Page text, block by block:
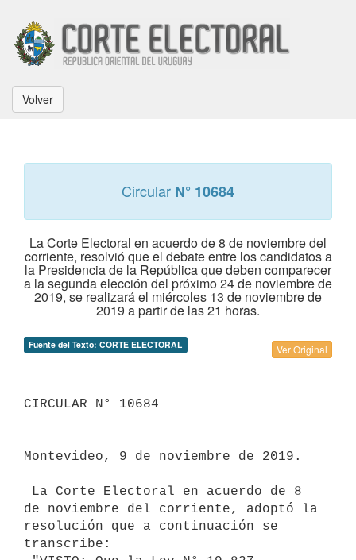
Volver
Circular N° 10684
La Corte Electoral en acuerdo de 8 de noviembre del
corriente, resolvió que el debate entre los candidatos a
la Presidencia de la República que deben comparecer
a la segunda elección del próximo 24 de noviembre de
2019, se realizará el miércoles 13 de noviembre de
2019 a partir de las 21 horas.
Fuente del Texto: CORTE ELECTORAL Ver Original
CIRCULAR N° 10684
Montevideo, 9 de noviembre de 2019.
de noviembre del corriente, adoptó la
resolución que a continuación se
transcribe: